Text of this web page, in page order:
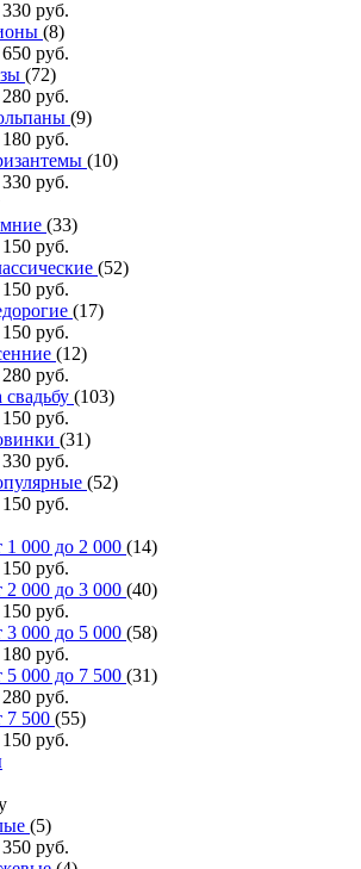
руб.
(8)
руб.
(72)
руб.
(9)
руб.
(10)
руб.
(33)
руб.
(52)
руб.
(17)
руб.
(12)
руб.
(103)
руб.
(31)
руб.
(52)
руб.
1 000 до 2 000 (14)
руб.
2 000 до 3 000 (40)
руб.
3 000 до 5 000 (58)
руб.
5 000 до 7 500 (31)
руб.
7 500 (55)
руб.
(5)
руб.